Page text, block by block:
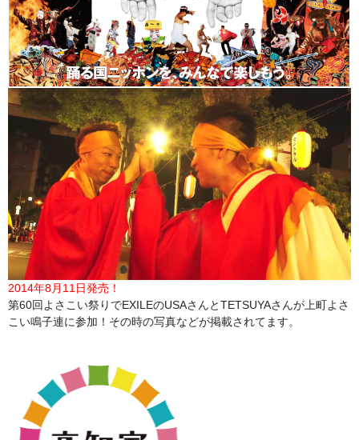
2014年8月11日発売！
第60回よさこい祭りでEXILEのUSAさんとTETSUYAさんが上町よさ
こい鳴子連に参加！その時の写真などが掲載されてます。